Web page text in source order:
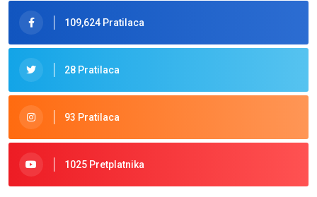
109,624 Pratilaca
28 Pratilaca
93 Pratilaca
1025 Pretplatnika